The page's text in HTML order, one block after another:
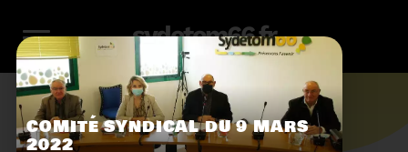
sydetom66.fr
COMITÉ SYNDICAL DU 9 MARS
2022